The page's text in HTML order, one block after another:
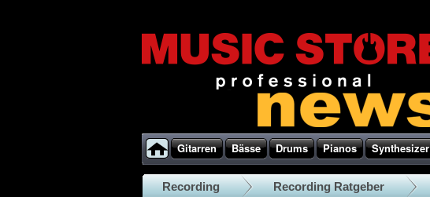
Gitarren Bässe Drums Pianos Synthesizer
Recording Recording Ratgeber